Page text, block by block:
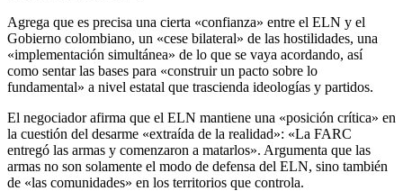
Agrega que es precisa una cierta «confianza» entre el ELN y el
Gobierno colombiano, un «cese bilateral» de las hostilidades, una
«implementación simultánea» de lo que se vaya acordando, así
como sentar las bases para «construir un pacto sobre lo
fundamental» a nivel estatal que trascienda ideologías y partidos.
El negociador afirma que el ELN mantiene una «posición crítica» en
la cuestión del desarme «extraída de la realidad»: «La FARC
entregó las armas y comenzaron a matarlos». Argumenta que las
armas no son solamente el modo de defensa del ELN, sino también
de «las comunidades» en los territorios que controla.